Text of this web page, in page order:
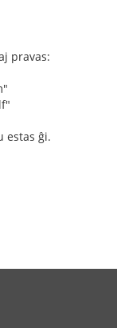
pravas:
estas ĝi.